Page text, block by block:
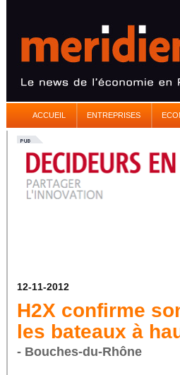
ACCUEIL ENTREPRISES
12-11-2012
H2X confirme
les bateaux à
- Bouches-du-Rhône